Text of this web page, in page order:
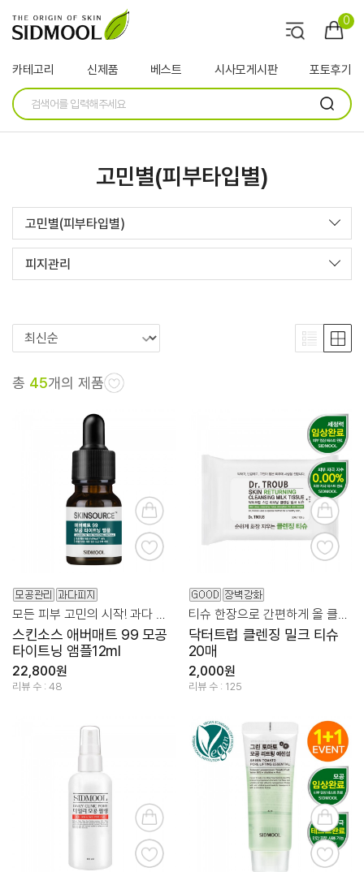
0
카테고리 신제품 베스트 시사모게시판 포토후기
고민별(피부타입별)
고민별(피부타입별)
피지관리
총 45개의 제품
스킨소스 애버매트 99 모공
타이트닝 앰플12ml
22,800원
리뷰 수 : 48
닥터트럽 클렌징 밀크 티슈
20매
2,000원
리뷰 수 : 125